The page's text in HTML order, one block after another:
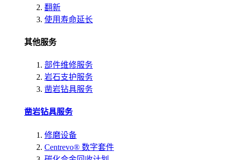
翻新
使用寿命延长
其他服务
部件维修服务
岩石支护服务
凿岩钻具服务
凿岩钻具服务
修磨设备
Centrevo® 数字套件